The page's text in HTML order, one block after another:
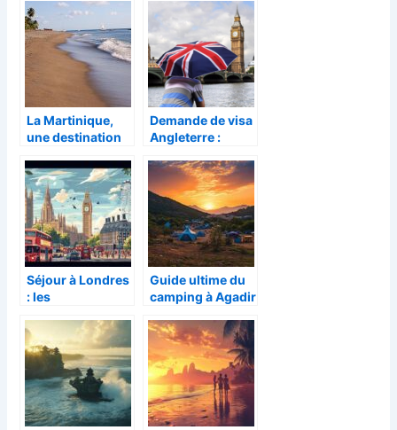
organiser son
safari
La Martinique,
une destination
vacances de
rêves
Demande de visa
Angleterre :
démarches
suivre pour
voyager en toute
sérénité
Séjour à Londres
: les
de la capitale
britannique
Guide ultime du
camping à Agadir
conseils et spots
incontournables